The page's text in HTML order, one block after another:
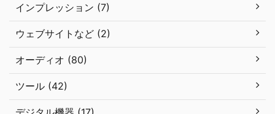
インプレッション (7)
ウェブサイトなど (2)
オーディオ (80)
ツール (42)